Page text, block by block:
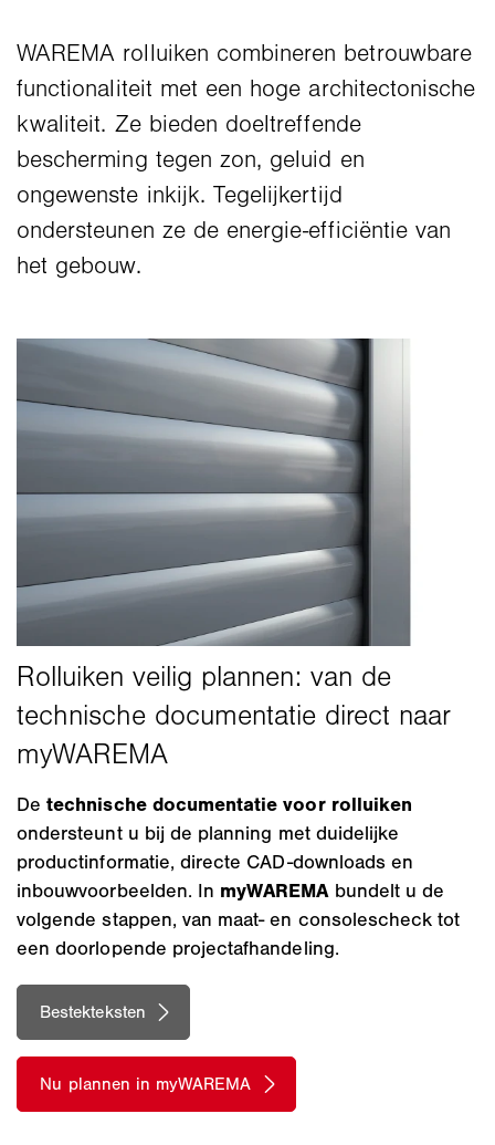
WAREMA rolluiken combineren betrouwbare
functionaliteit met een hoge architectonische
kwaliteit. Ze bieden doeltreffende
bescherming tegen zon, geluid en
ongewenste inkijk. Tegelijkertijd
ondersteunen ze de energie-efficiëntie van
het gebouw.
Detechnische documentatie voor rolluiken
ondersteunt u bij de planning met duidelijke
productinformatie, directe CAD-downloads en
inbouwvoorbeelden. In myWAREMA bundelt u de
volgende stappen, van maat- en consolescheck tot
een doorlopende projectafhandeling.